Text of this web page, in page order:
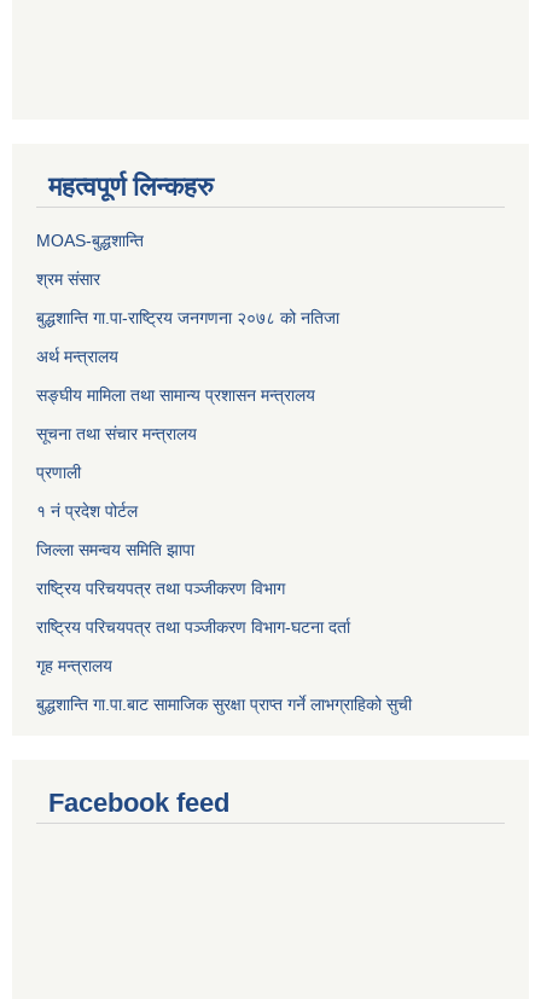
महत्वपूर्ण लिन्कहरु
MOAS-बुद्धशान्ति
श्रम संसार
बुद्धशान्ति गा.पा-राष्ट्रिय जनगणना २०७८ को नतिजा
अर्थ मन्त्रालय
सङ्‍घीय मामिला तथा सामान्य प्रशासन मन्त्रालय
सूचना तथा संचार मन्त्रालय
प्रणाली
१ नं प्रदेश पोर्टल
जिल्ला समन्वय समिति झापा
राष्ट्रिय परिचयपत्र तथा पञ्जीकरण विभाग
राष्ट्रिय परिचयपत्र तथा पञ्जीकरण विभाग-घटना दर्ता
गृह मन्त्रालय
बुद्धशान्ति गा.पा.बाट सामाजिक सुरक्षा प्राप्त गर्ने लाभग्राहिको सुची
Facebook feed